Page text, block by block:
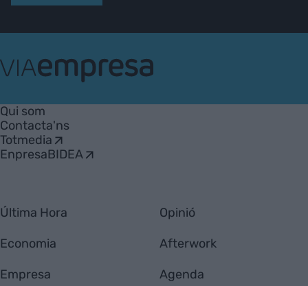
Empresa
Qui som
Contacta'ns
Totmedia
EnpresaBIDEA
Última Hora
Economia
Empresa
Opinió
Afterwork
Agenda